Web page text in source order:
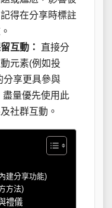
得在分享時標註
互動：
直接分
元素(例如投
分享更具參與
盡量優先使用此
社群互動。
建分享功能)
方法)
禮儀